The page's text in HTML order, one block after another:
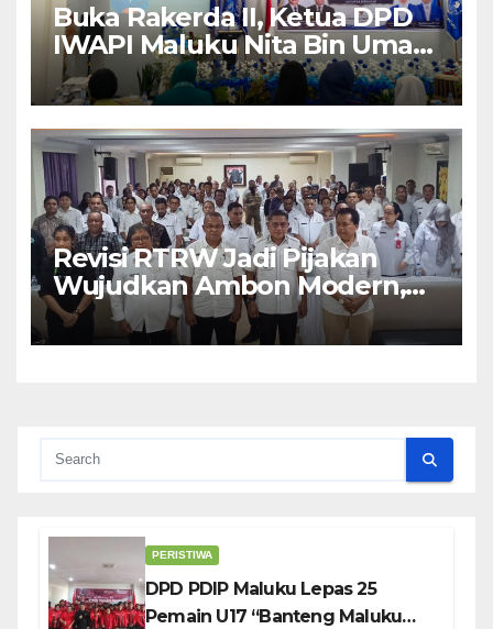
Buka Rakerda II, Ketua DPD
IWAPI Maluku Nita Bin Umar:
Perempuan Pengusaha Pilar
Penggerak UMKM
Revisi RTRW Jadi Pijakan
Wujudkan Ambon Modern,
Nyaman dan Berkelanjutan,
Kata Wali Kota Bodewin
PERISTIWA
DPD PDIP Maluku Lepas 25
Pemain U17 “Banteng Maluku